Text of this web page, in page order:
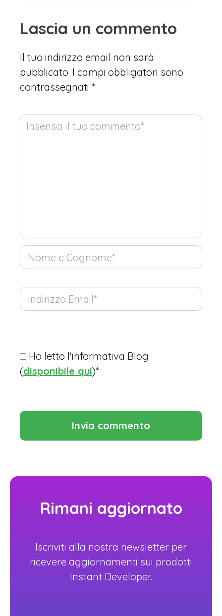
Lascia un commento
Il tuo indirizzo email non sarà
pubblicato. I campi obbligatori sono
contrassegnati *
Ho letto l'informativa Blog
(disponibile qui)*
Rimani aggiornato
Iscriviti alla nostra newsletter per
ricevere aggiornamenti sui prodotti
Instant Developer.